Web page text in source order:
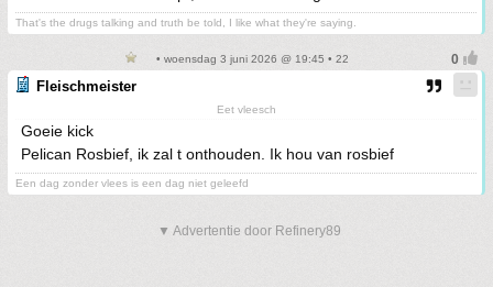
That's the drugs talking and truth be told, I like what they're saying.
• woensdag 3 juni 2026 @ 19:45 • 22
Fleischmeister
Eet vleesch
Goeie kick
Pelican Rosbief, ik zal t onthouden. Ik hou van rosbief
Een dag zonder vlees is een dag niet geleefd
▼ Advertentie door Refinery89